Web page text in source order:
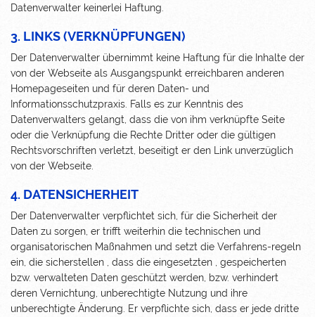
Datenverwalter keinerlei Haftung.
3. LINKS (VERKNÜPFUNGEN)
Der Datenverwalter übernimmt keine Haftung für die Inhalte der
von der Webseite als Ausgangspunkt erreichbaren anderen
Homepageseiten und für deren Daten- und
Informationsschutzpraxis. Falls es zur Kenntnis des
Datenverwalters gelangt, dass die von ihm verknüpfte Seite
oder die Verknüpfung die Rechte Dritter oder die gültigen
Rechtsvorschriften verletzt, beseitigt er den Link unverzüglich
von der Webseite.
4. DATENSICHERHEIT
Der Datenverwalter verpflichtet sich, für die Sicherheit der
Daten zu sorgen, er trifft weiterhin die technischen und
organisatorischen Maßnahmen und setzt die Verfahrens-regeln
ein, die sicherstellen , dass die eingesetzten , gespeicherten
bzw. verwalteten Daten geschützt werden, bzw. verhindert
deren Vernichtung, unberechtigte Nutzung und ihre
unberechtigte Änderung. Er verpflichte sich, dass er jede dritte